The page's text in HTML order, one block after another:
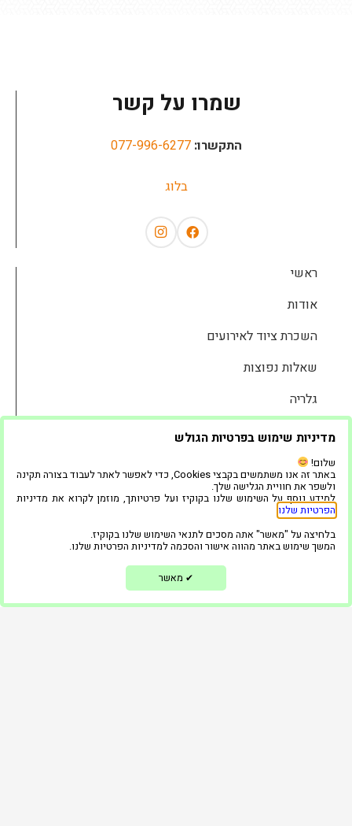
שמרו על קשר
התקשרו: 077-996-6277
בלוג
ראשי
אודות
השכרת ציוד לאירועים
שאלות נפוצות
גלריה
המוצרים שלנו
בלוג
ממליצים
צור קשר
הצהרת נגישות
מדיניות פרטיות
השאירו פרטים ונחזור אליכם בקדם
מדיניות שימוש בפרטיות הגולש
שלום!
באתר זה אנו משתמשים בקבצי Cookies, כדי לאפשר לאתר לעבוד בצורה תקינה
ולשפר את חוויית הגלישה שלך.
למידע נוסף על השימוש שלנו בקוקיז ועל פרטיותך, מוזמן לקרוא את מדיניות
הפרטיות שלנו
בלחיצה על "מאשר" אתה מסכים לתנאי השימוש שלנו בקוקיז.
המשך שימוש באתר מהווה אישור והסכמה למדיניות הפרטיות שלנו.
✔ מאשר